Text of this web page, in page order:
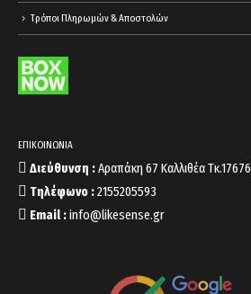
Τρόποι Πληρωμών & Αποστολών
ΕΠΙΚΟΙΝΩΝΙΑ
Διεύθυνση :Αραπάκη 67 Καλλιθέα Τκ.17676
Τηλέφωνο :2155205593
Email :info@likesense.gr